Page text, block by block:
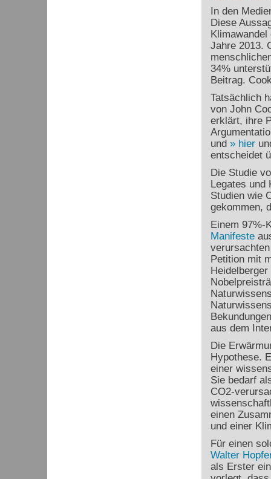
In den
Diese
Jahre 2013.
34%
Beitrag.
Tatsächlich
von John
erklärt, ihre
und
hier
entscheidet
Die Studie
Legates und
Studien wie
gekommen,
Einem 97%-
Manifeste
Petition mit
aus dem
Die
Hypothese.
einer
Sie bedarf
CO2-
einen
und einer
Für einen
Walter
als Erster